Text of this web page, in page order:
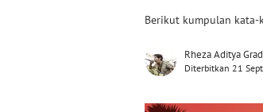
Berikut kumpulan kata-
Rheza Aditya
Diterbitkan 21